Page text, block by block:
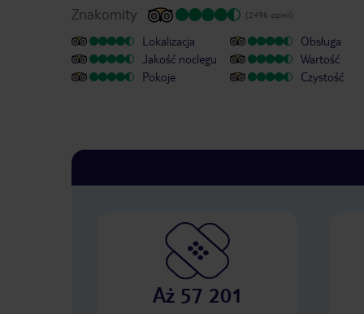
Znakomity (2496 opinii)
Lokalizacja
Jakość noclegu
Pokoje
Obsługa
Wartość
Czystość
Aż 57 201